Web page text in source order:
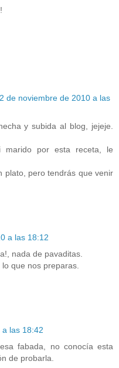
2 de noviembre de 2010 a las
y subida al blog, jejeje.
marido por esta receta, le
plato, pero tendrás que venir
a las 18:12
nada de pavaditas.
que nos preparas.
las 18:42
fabada, no conocía esta
de probarla.